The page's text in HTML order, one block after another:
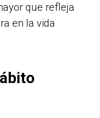
que refleja
en la vida